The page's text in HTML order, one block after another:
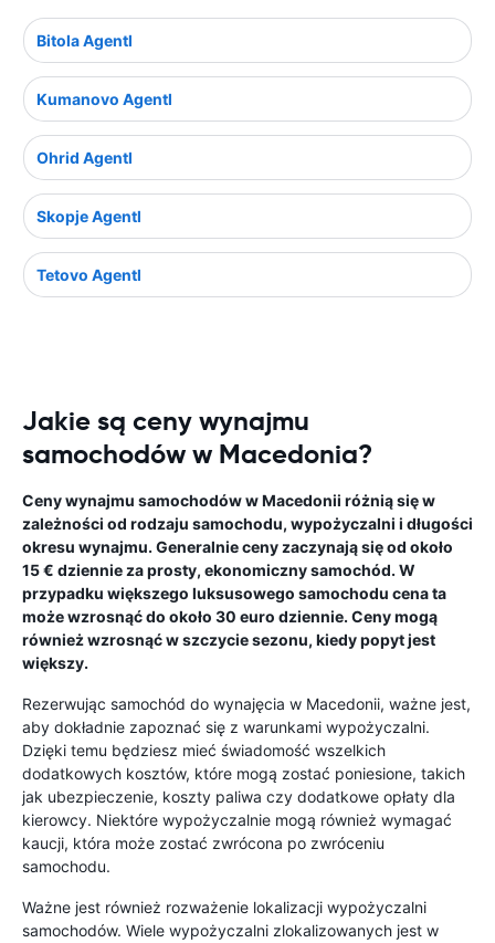
Bitola Agentl
Kumanovo Agentl
Ohrid Agentl
Skopje Agentl
Tetovo Agentl
Jakie są ceny wynajmu
samochodów w Macedonia?
Ceny wynajmu samochodów w Macedonii różnią się w
zależności od rodzaju samochodu, wypożyczalni i długości
okresu wynajmu. Generalnie ceny zaczynają się od około
15 € dziennie za prosty, ekonomiczny samochód. W
przypadku większego luksusowego samochodu cena ta
może wzrosnąć do około 30 euro dziennie. Ceny mogą
również wzrosnąć w szczycie sezonu, kiedy popyt jest
większy.
Rezerwując samochód do wynajęcia w Macedonii, ważne jest,
aby dokładnie zapoznać się z warunkami wypożyczalni.
Dzięki temu będziesz mieć świadomość wszelkich
dodatkowych kosztów, które mogą zostać poniesione, takich
jak ubezpieczenie, koszty paliwa czy dodatkowe opłaty dla
kierowcy. Niektóre wypożyczalnie mogą również wymagać
kaucji, która może zostać zwrócona po zwróceniu
samochodu.
Ważne jest również rozważenie lokalizacji wypożyczalni
samochodów. Wiele wypożyczalni zlokalizowanych jest w